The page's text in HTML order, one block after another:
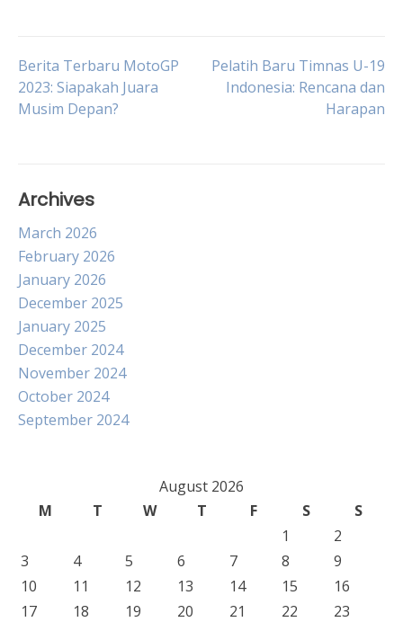
Post
navigation
Berita Terbaru MotoGP
2023: Siapakah Juara
Musim Depan?
Pelatih Baru Timnas U-19
Indonesia: Rencana dan
Harapan
Archives
March 2026
February 2026
January 2026
December 2025
January 2025
December 2024
November 2024
October 2024
September 2024
August 2026
M
T W T F S
S
1
2
3
4 5 6 7 8
9
10
11 12 13 14 15
16
17
18 19 20 21 22
23